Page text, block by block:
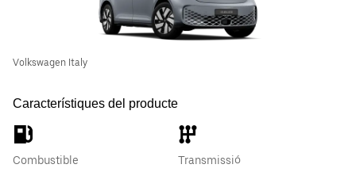
Volkswagen Italy
Característiques del producte
Combustible
Transmissió